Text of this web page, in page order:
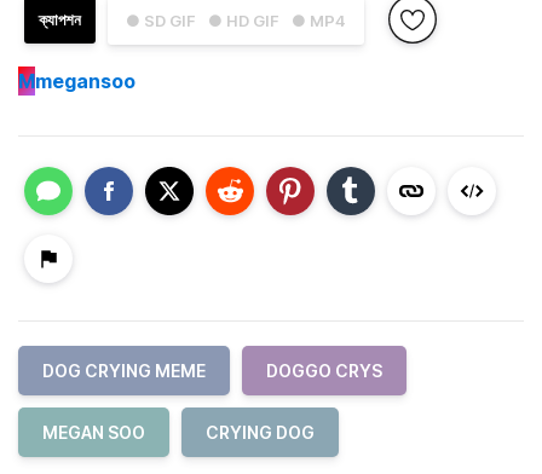
● SD GIF ● HD GIF ● MP4
ক্যাপশন
Mmegansoo
DOG CRYING MEME DOGGO CRYS
MEGAN SOO CRYING DOG